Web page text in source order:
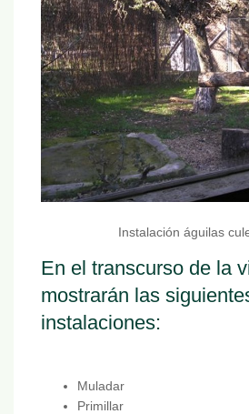
Instalación águilas
En el transcurso de la
mostrarán las
instalaciones:
Muladar
Primillar